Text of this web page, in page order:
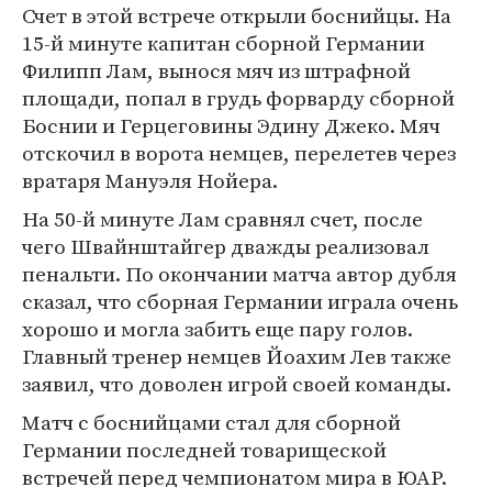
Счет в этой встрече открыли боснийцы. На
15-й минуте капитан сборной Германии
Филипп Лам, вынося мяч из штрафной
площади, попал в грудь форварду сборной
Боснии и Герцеговины Эдину Джеко. Мяч
отскочил в ворота немцев, перелетев через
вратаря Мануэля Нойера.
На 50-й минуте Лам сравнял счет, после
чего Швайнштайгер дважды реализовал
пенальти. По окончании матча автор дубля
сказал, что сборная Германии играла очень
хорошо и могла забить еще пару голов.
Главный тренер немцев Йоахим Лев также
заявил, что доволен игрой своей команды.
Матч с боснийцами стал для сборной
Германии последней товарищеской
встречей перед чемпионатом мира в ЮАР.